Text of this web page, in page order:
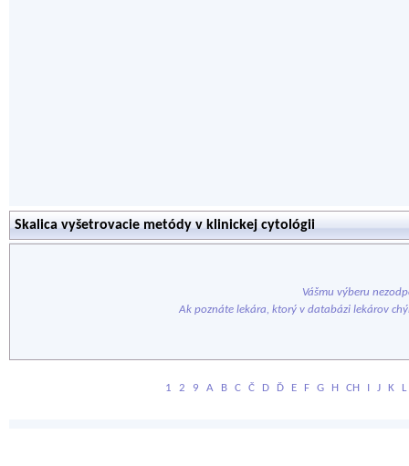
Skalica vyšetrovacie metódy v klinickej cytológii
Vášmu výberu
Ak poznáte lekára, ktorý v databázi lekárov
1 2 9 A B C Č D Ď E F G H CH I J K L